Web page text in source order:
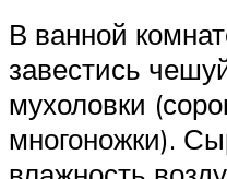
В ванной
завестись
мухоловки
многоножки).